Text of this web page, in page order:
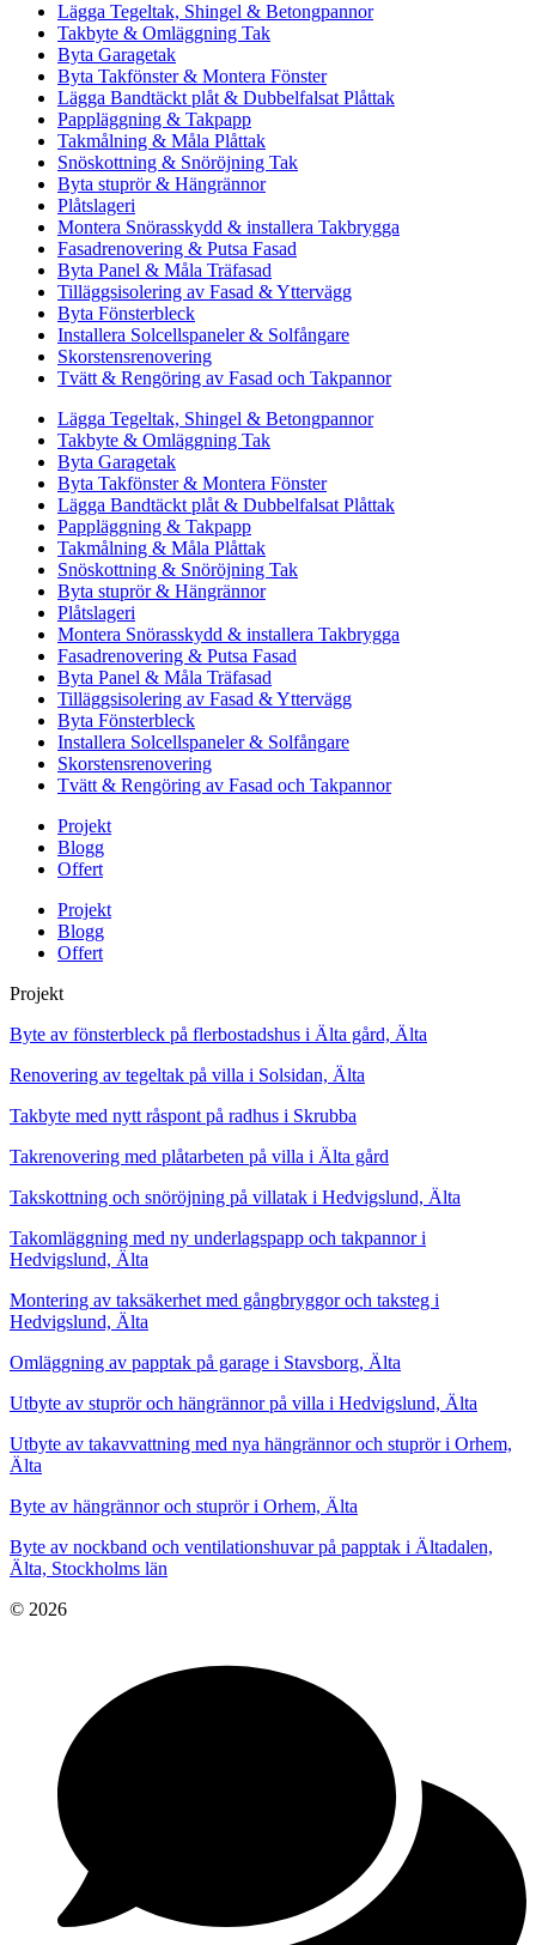
Lägga Tegeltak, Shingel & Betongpannor
Takbyte & Omläggning Tak
Byta Garagetak
Byta Takfönster & Montera Fönster
Lägga Bandtäckt plåt & Dubbelfalsat Plåttak
Pappläggning & Takpapp
Takmålning & Måla Plåttak
Snöskottning & Snöröjning Tak
Byta stuprör & Hängrännor
Plåtslageri
Montera Snörasskydd & installera Takbrygga
Fasadrenovering & Putsa Fasad
Byta Panel & Måla Träfasad
Tilläggsisolering av Fasad & Yttervägg
Byta Fönsterbleck
Installera Solcellspaneler & Solfångare
Skorstensrenovering
Tvätt & Rengöring av Fasad och Takpannor
Lägga Tegeltak, Shingel & Betongpannor
Takbyte & Omläggning Tak
Byta Garagetak
Byta Takfönster & Montera Fönster
Lägga Bandtäckt plåt & Dubbelfalsat Plåttak
Pappläggning & Takpapp
Takmålning & Måla Plåttak
Snöskottning & Snöröjning Tak
Byta stuprör & Hängrännor
Plåtslageri
Montera Snörasskydd & installera Takbrygga
Fasadrenovering & Putsa Fasad
Byta Panel & Måla Träfasad
Tilläggsisolering av Fasad & Yttervägg
Byta Fönsterbleck
Installera Solcellspaneler & Solfångare
Skorstensrenovering
Tvätt & Rengöring av Fasad och Takpannor
Projekt
Blogg
Offert
Projekt
Blogg
Offert
Projekt
Byte av fönsterbleck på flerbostadshus i Älta gård, Älta
Renovering av tegeltak på villa i Solsidan, Älta
Takbyte med nytt råspont på radhus i Skrubba
Takrenovering med plåtarbeten på villa i Älta gård
Takskottning och snöröjning på villatak i Hedvigslund, Älta
Takomläggning med ny underlagspapp och takpannor i
Hedvigslund, Älta
Montering av taksäkerhet med gångbryggor och taksteg i
Hedvigslund, Älta
Omläggning av papptak på garage i Stavsborg, Älta
Utbyte av stuprör och hängrännor på villa i Hedvigslund, Älta
Utbyte av takavvattning med nya hängrännor och stuprör i Orhem,
Älta
Byte av hängrännor och stuprör i Orhem, Älta
Byte av nockband och ventilationshuvar på papptak i Ältadalen,
Älta, Stockholms län
© 2026